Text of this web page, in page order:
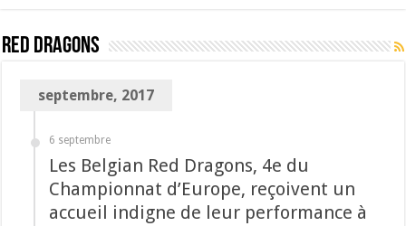
Red Dragons
septembre, 2017
6 septembre
Les Belgian Red Dragons, 4e du
Championnat d’Europe, reçoivent un
accueil indigne de leur performance à